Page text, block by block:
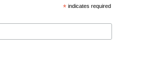
* indicates required